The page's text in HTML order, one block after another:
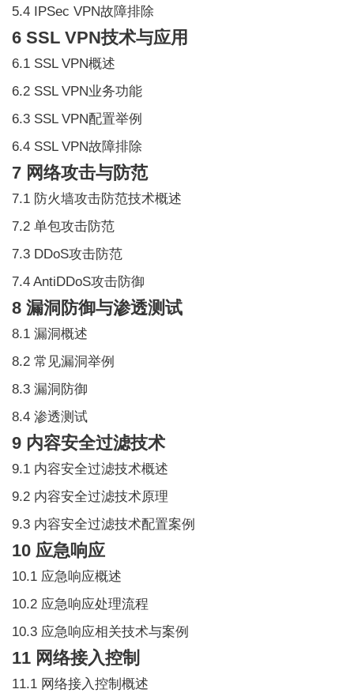
5.4 IPSec VPN故障排除
6 SSL VPN技术与应用
6.1 SSL VPN概述
6.2 SSL VPN业务功能
6.3 SSL VPN配置举例
6.4 SSL VPN故障排除
7 网络攻击与防范
7.1 防火墙攻击防范技术概述
7.2 单包攻击防范
7.3 DDoS攻击防范
7.4 AntiDDoS攻击防御
8 漏洞防御与渗透测试
8.1 漏洞概述
8.2 常见漏洞举例
8.3 漏洞防御
8.4 渗透测试
9 内容安全过滤技术
9.1 内容安全过滤技术概述
9.2 内容安全过滤技术原理
9.3 内容安全过滤技术配置案例
10 应急响应
10.1 应急响应概述
10.2 应急响应处理流程
10.3 应急响应相关技术与案例
11 网络接入控制
11.1 网络接入控制概述